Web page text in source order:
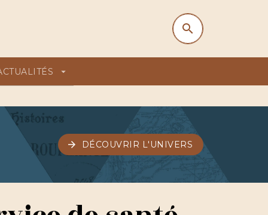
search
arrow_drop_down
search
arrow_forward DÉCOUVRIR L'UNIVERS